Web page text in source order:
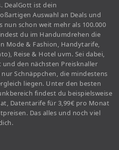
DealGott ist dein
Auswahl an Deals und
nun schon weit mehr als 100.000
du im Handumdrehen die
Mode & Fashion, Handytarife,
Reise & Hotel uvm. Sei dabei,
den nächsten Preisknaller
Schnäppchen, die mindestens
liegen. Unter den besten
findest du beispielsweise
Datentarife für 3,99€ pro Monat
Das alles und noch viel